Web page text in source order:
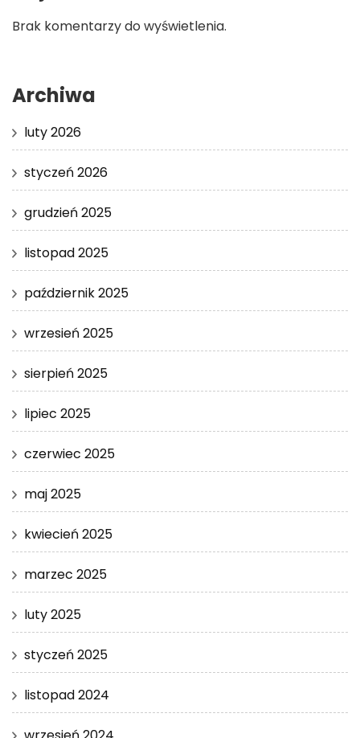
Brak komentarzy do wyświetlenia.
Archiwa
luty 2026
styczeń 2026
grudzień 2025
listopad 2025
październik 2025
wrzesień 2025
sierpień 2025
lipiec 2025
czerwiec 2025
maj 2025
kwiecień 2025
marzec 2025
luty 2025
styczeń 2025
listopad 2024